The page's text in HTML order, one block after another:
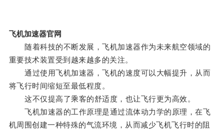
飞机加速器官网
随着科技的不断发展，飞机加速器作为未来航空领域的
重要技术装置受到越来越多的关注。
通过使用飞机加速器，飞机的速度可以大幅提升，从而
将飞行时间缩短至最低程度。
这不仅提高了乘客的舒适度，也让飞行更为高效。
飞机加速器的工作原理是通过流体动力学的原理，在飞
机周围创建一种特殊的气流环境，从而减少飞机飞行时的阻